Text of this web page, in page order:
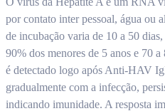
por contato inter pessoal, água ou
de incubação varia de 10 a 50
90% dos menores de 5 anos e 70
é detectado logo após Anti-HAV
gradualmente com a infecção,
indicando imunidade. A resposta